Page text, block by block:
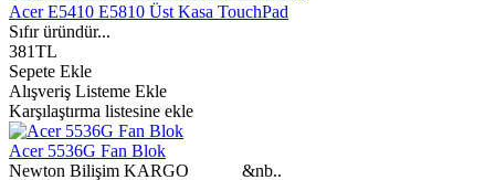
Acer E5410 E5810 Üst Kasa TouchPad
Sıfır üründür...
381TL
Sepete Ekle
Alışveriş Listeme Ekle
Karşılaştırma listesine ekle
Acer 5536G Fan Blok
Newton Bilişim KARGO &nb..